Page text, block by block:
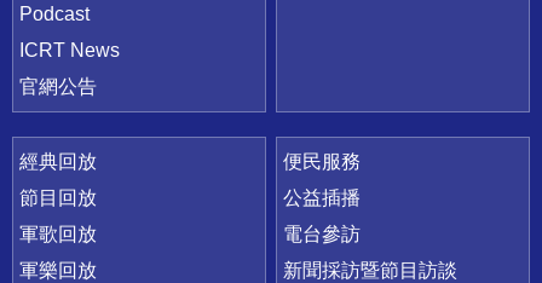
Podcast
ICRT News
官網公告
經典回放
節目回放
軍歌回放
軍樂回放
便民服務
公益插播
電台參訪
新聞採訪暨節目訪談